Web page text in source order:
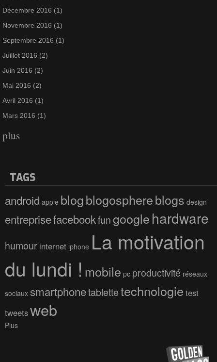
Décembre 2016 (1)
Novembre 2016 (1)
Septembre 2016 (1)
Juillet 2016 (2)
Juin 2016 (2)
Mai 2016 (2)
Avril 2016 (1)
Mars 2016 (1)
plus
TAGS
android apple blogblogosphereblogs design
entreprisefacebookfungooglehardware
humour internet iphone La motivation
du lundi ! mobile pc productivité réseaux
sociaux smartphonetablettetechnologie test
tweetsweb
Plus